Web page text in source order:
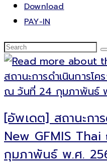
Download
PAY-IN
[อัพเดต] สถานะกา
New GFMIS
กุมภาพันธ์ พ.ศ.